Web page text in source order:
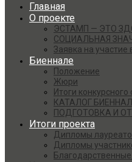
Главная
О проекте
ЭСТАМП — ЭТО
СОЦИАЛЬНАЯ
Заявка на участие
Биеннале
Положение
Жюри
Итоги конкурсного
КАТАЛОГ
ПОДГОТОВКА И
Итоги проекта
Дипломы
Дипломы